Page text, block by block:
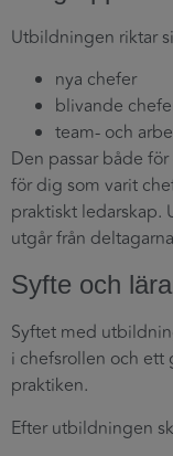
Utbildningen riktar
nya chefer
blivande
team- och
Den passar både
för dig som varit
praktiskt ledarskap.
utgår från
Syfte och
Syftet med
i chefsrollen och ett
praktiken.
Efter utbildningen